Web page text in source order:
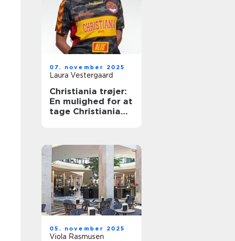
07. november 2025
Laura Vestergaard
Christiania trøjer:
En mulighed for at
tage Christiania
05. november 2025
Viola Rasmusen